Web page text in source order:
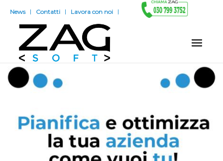
News Contatti Lavora con noi